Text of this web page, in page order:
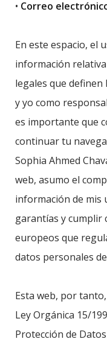
• Correo
En este espacio, el
información
legales que
y yo como
es importante que
continuar tu
Sophia Ahmed
web, asumo el
información de mis
garantías y cumplir
europeos que
datos personales
Esta web, por
Ley Orgánica 15/
Protección de